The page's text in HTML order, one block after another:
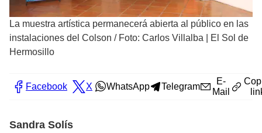
La muestra artística permanecerá abierta al público en las
instalaciones del Colson / Foto: Carlos Villalba | El Sol de
Hermosillo
Facebook X WhatsApp Telegram
E-
Mail
Sandra Solís